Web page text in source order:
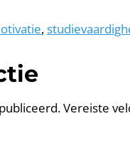
,
Vereiste